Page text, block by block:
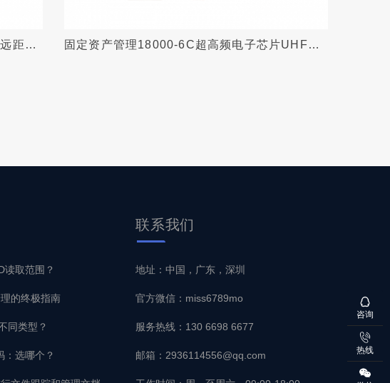
距离
固定资产管理18000-6C超高频电子芯片UHF
读取范围？
的终极指南
同类型？
：选哪个？
联系我们
地址：中国，广东，深圳
官方微信：miss6789mo
服务热线：130 6698 6677
邮箱：2936114556@qq.com
咨询
热线